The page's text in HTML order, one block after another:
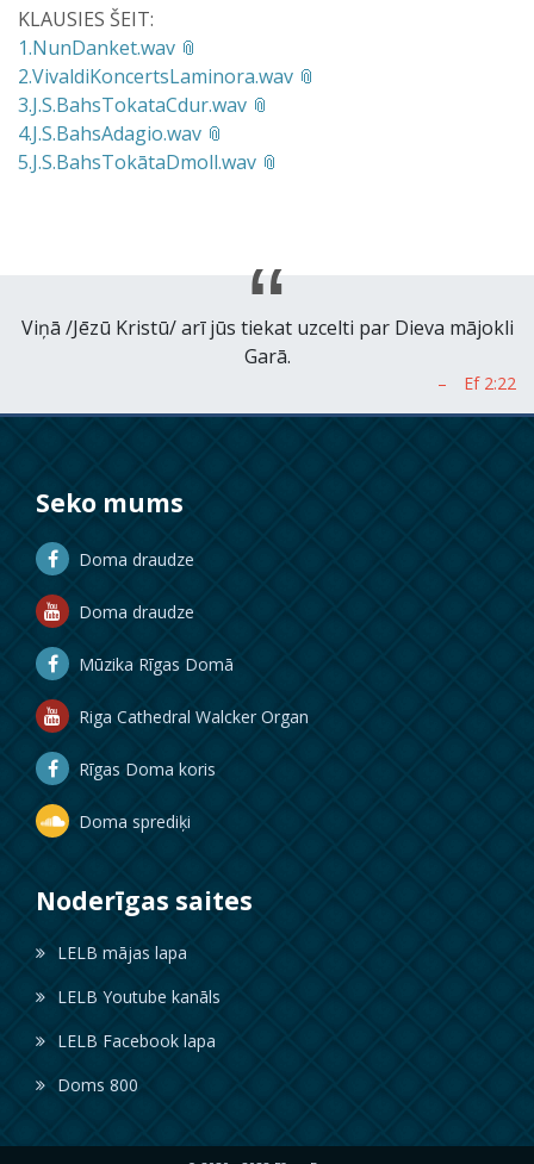
KLAUSIES ŠEIT:
1.NunDanket.wav
2.VivaldiKoncertsLaminora.wav
3.J.S.BahsTokataCdur.wav
4.J.S.BahsAdagio.wav
5.J.S.BahsTokātaDmoll.wav
Viņā /Jēzū Kristū/ arī jūs tiekat uzcelti par Dieva mājokli
Garā.
Seko mums
Doma draudze
Doma draudze
Mūzika Rīgas Domā
Riga Cathedral Walcker Organ
Rīgas Doma koris
Doma sprediķi
Noderīgas saites
LELB mājas lapa
LELB Youtube kanāls
LELB Facebook lapa
Doms 800